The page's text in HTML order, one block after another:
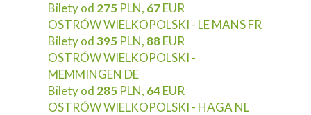
Bilety od 275 PLN, 67EUR
OSTRÓW WIELKOPOLSKI - LE MANS FR
Bilety od395 PLN, 88EUR
OSTRÓW WIELKOPOLSKI -
MEMMINGEN DE
Bilety od 285 PLN, 64EUR
OSTRÓW WIELKOPOLSKI - HAGA NL